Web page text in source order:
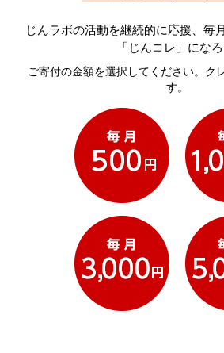
じんラボの活動を継続的に応援、毎
「じんコレ」にな
ご寄付の金額を選択してください。ク
す。